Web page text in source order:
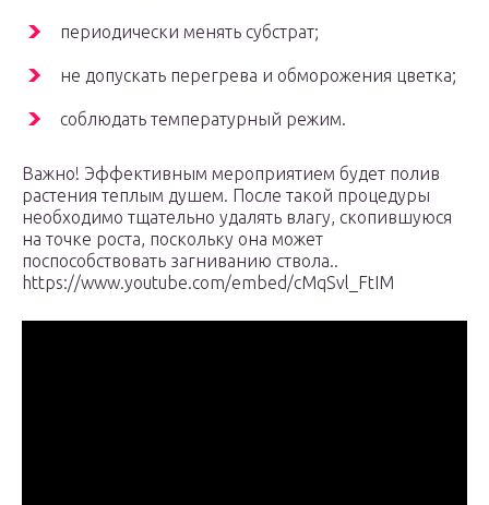
периодически менять субстрат;
не допускать перегрева и обморожения цветка;
соблюдать температурный режим.
Важно! Эффективным мероприятием будет полив
растения теплым душем. После такой процедуры
необходимо тщательно удалять влагу, скопившуюся
на точке роста, поскольку она может
поспособствовать загниванию ствола..
https://www.youtube.com/embed/cMqSvl_FtIM